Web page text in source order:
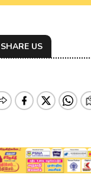
SHARE US